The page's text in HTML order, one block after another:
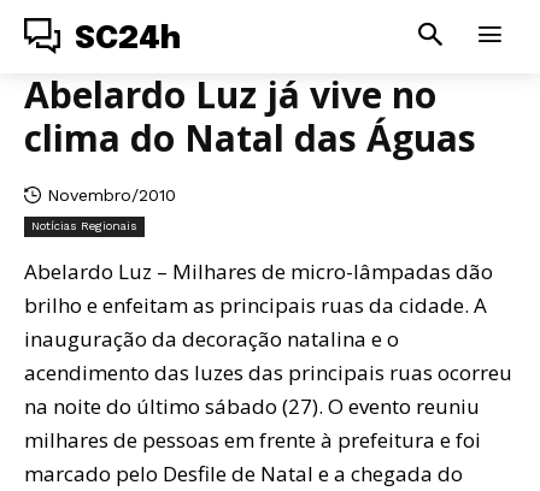
SC24h
Abelardo Luz já vive no
clima do Natal das Águas
Novembro/2010
Notícias Regionais
Abelardo Luz – Milhares de micro-lâmpadas dão
brilho e enfeitam as principais ruas da cidade. A
inauguração da decoração natalina e o
acendimento das luzes das principais ruas ocorreu
na noite do último sábado (27). O evento reuniu
milhares de pessoas em frente à prefeitura e foi
marcado pelo Desfile de Natal e a chegada do